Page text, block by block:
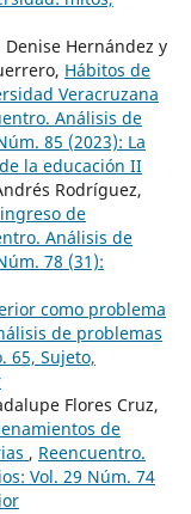
Hernández y
Hábitos de
Veracruzana
Análisis de
85 (2023): La
la educación II
Rodríguez,
de
Análisis de
78 (31):
como problema
de problemas
65, Sujeto,
Flores Cruz,
de
, Reencuentro.
Vol. 29 Núm. 74